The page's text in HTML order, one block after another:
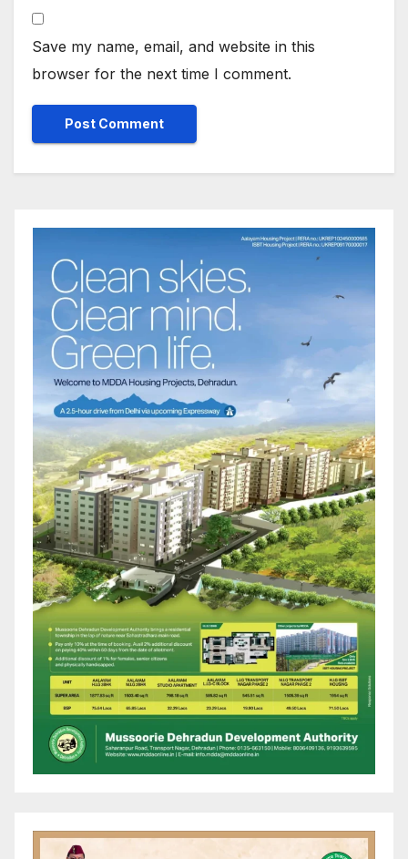
Save my name, email, and website in this
browser for the next time I comment.